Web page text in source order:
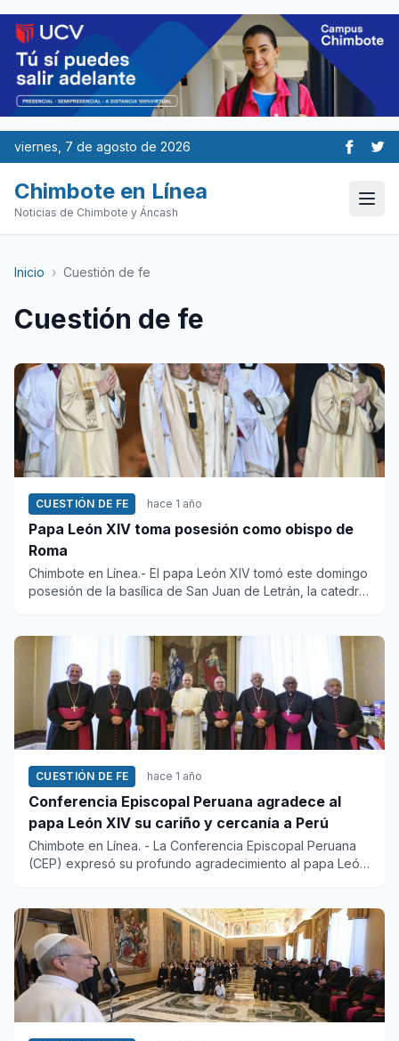
viernes, 7 de agosto de 2026
Chimbote en Línea
Noticias de Chimbote y Áncash
Inicio › Cuestión de fe
Cuestión de fe
CUESTIÓN DE FE hace 1 año
Papa León XIV toma posesión como obispo de
Roma
Chimbote en Línea.- El papa León XIV tomó este domingo
posesión de la basílica de San Juan de Letrán, la catedral
CUESTIÓN DE FE hace 1 año
Conferencia Episcopal Peruana agradece al
papa León XIV su cariño y cercanía a Perú
Chimbote en Línea. - La Conferencia Episcopal Peruana
(CEP) expresó su profundo agradecimiento al papa León